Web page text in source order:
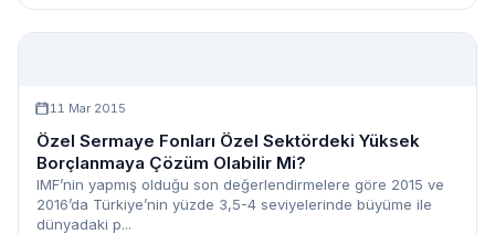
11 Mar 2015
Özel Sermaye Fonları Özel Sektördeki Yüksek
Borçlanmaya Çözüm Olabilir Mi?
IMF’nin yapmış olduğu son değerlendirmelere göre 2015 ve
2016’da Türkiye’nin yüzde 3,5-4 seviyelerinde büyüme ile
dünyadaki p...